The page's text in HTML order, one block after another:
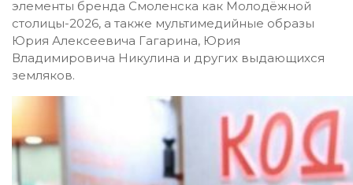
элементы бренда Смоленска как Молодёжной
столицы-2026, а также мультимедийные образы
Юрия Алексеевича Гагарина, Юрия
Владимировича Никулина и других выдающихся
земляков.